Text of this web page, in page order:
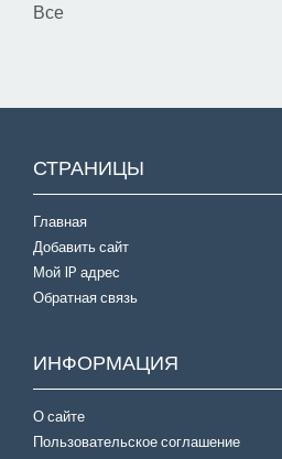
Все
СТРАНИЦЫ
Главная
Добавить сайт
Мой IP адрес
Обратная связь
ИНФОРМАЦИЯ
О сайте
Пользовательское соглашение